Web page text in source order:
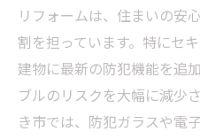
リフォームは、住まいの安
割を担っています。特にセ
建物に最新の防犯機能を追
ブルのリスクを大幅に減少
き市では、防犯ガラスや電